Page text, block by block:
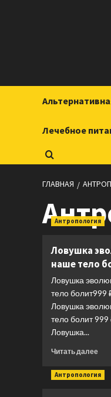
Лечебное
ГЛАВНАЯ
Антропология
Ловушка
наше тело
Ловушка
тело болит999
Ловушка
тело болит
Ловушка...
Читать далее
о
Антропология